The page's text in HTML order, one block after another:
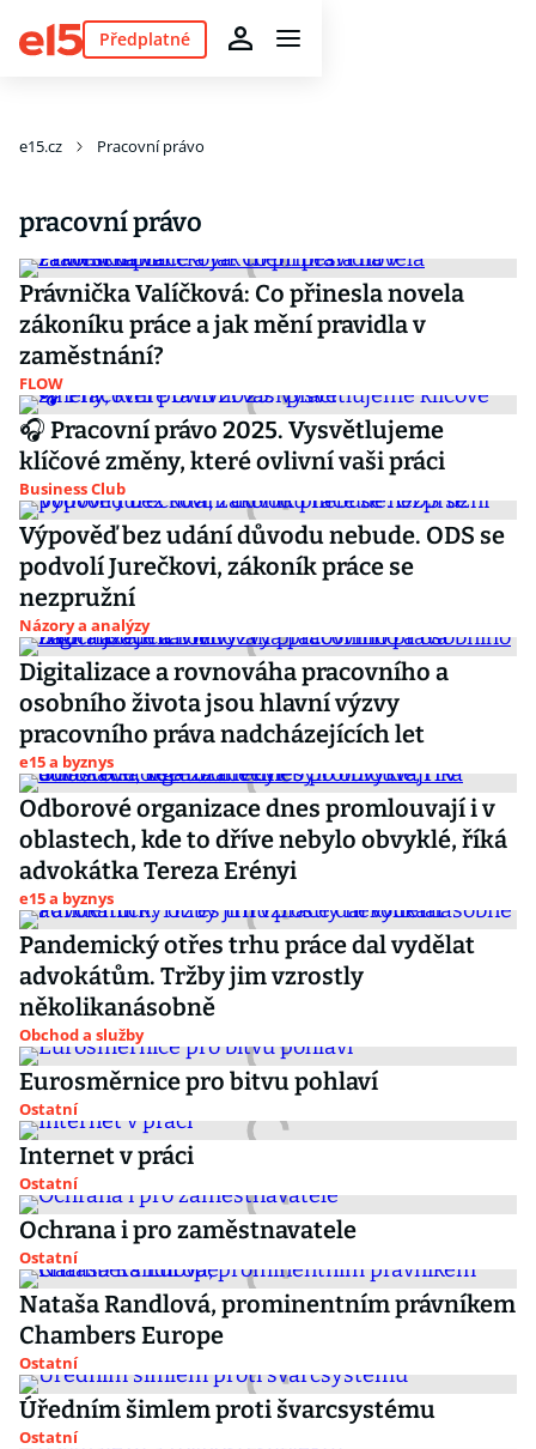
Předplatné
e15.cz Pracovní právo
pracovní právo
Právnička Valíčková: Co přinesla novela
zákoníku práce a jak mění pravidla v
zaměstnání?
FLOW
🎧 Pracovní právo 2025. Vysvětlujeme
klíčové změny, které ovlivní vaši práci
Business Club
Výpověď bez udání důvodu nebude. ODS se
podvolí Jurečkovi, zákoník práce se
nezpružní
Názory a analýzy
Digitalizace a rovnováha pracovního a
osobního života jsou hlavní výzvy
pracovního práva nadcházejících let
e15 a byznys
Odborové organizace dnes promlouvají i v
oblastech, kde to dříve nebylo obvyklé, říká
advokátka Tereza Erényi
e15 a byznys
Pandemický otřes trhu práce dal vydělat
advokátům. Tržby jim vzrostly
několikanásobně
Obchod a služby
Eurosměrnice pro bitvu pohlaví
Ostatní
Internet v práci
Ostatní
Ochrana i pro zaměstnavatele
Ostatní
Nataša Randlová, prominentním právníkem
Chambers Europe
Ostatní
Úředním šimlem proti švarcsystému
Ostatní